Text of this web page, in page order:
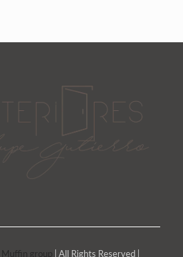
Muffin group | All Rights Reserved |